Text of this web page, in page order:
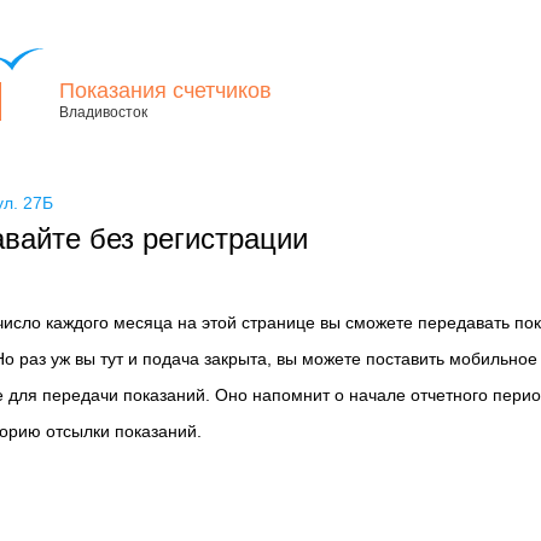
Показания счетчиков
Владивосток
27Б
без регистрации
каждого месяца на этой странице вы сможете передавать
раз уж вы тут и подача закрыта, вы можете поставить мобильное
передачи показаний. Оно напомнит о начале отчетного
отсылки показаний.